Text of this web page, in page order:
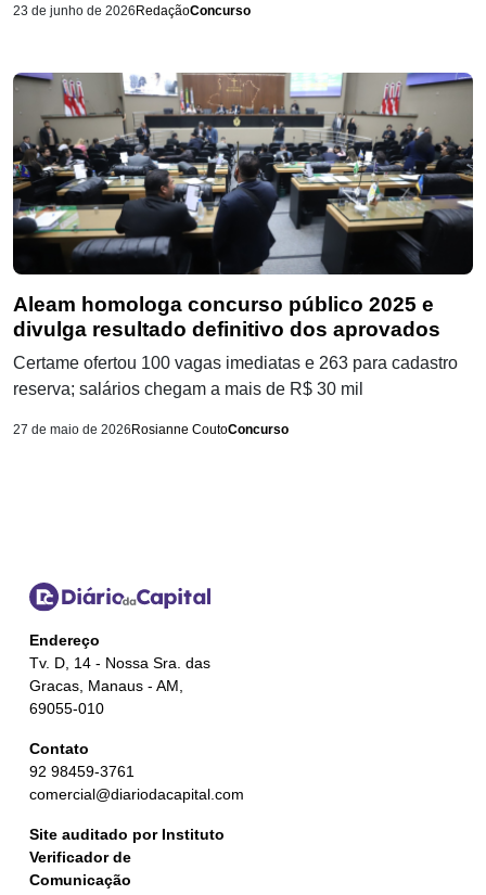
23 de junho de 2026 RedaçãoConcurso
Aleam homologa concurso público 2025 e
divulga resultado definitivo dos aprovados
Certame ofertou 100 vagas imediatas e 263 para cadastro
reserva; salários chegam a mais de R$ 30 mil
27 de maio de 2026 Rosianne CoutoConcurso
Endereço
Tv. D, 14 - Nossa Sra. das
Gracas, Manaus - AM,
69055-010
Contato
92 98459-3761
comercial@diariodacapital.com
Site auditado por Instituto
Verificador de
Comunicação